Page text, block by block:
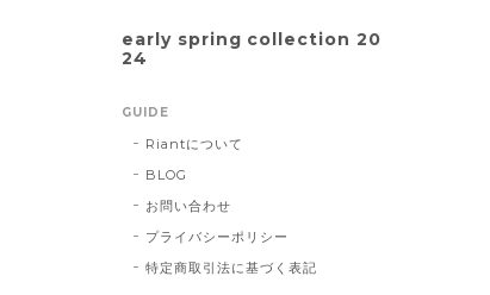
early spring collection 20
24
GUIDE
Riantについて
BLOG
お問い合わせ
プライバシーポリシー
特定商取引法に基づく表記